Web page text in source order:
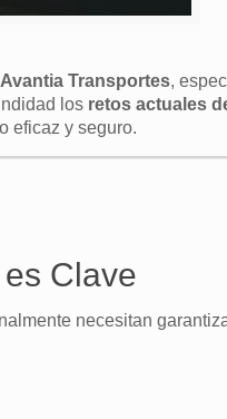
Avantia Transportes,
los retos actuales
eficaz y seguro.
Clave
necesitan